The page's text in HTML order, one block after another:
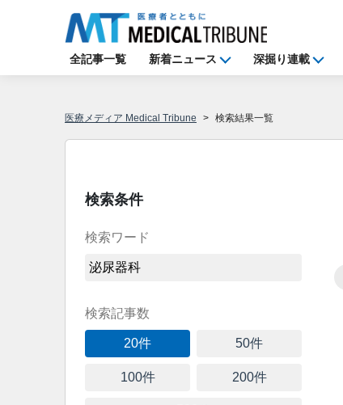
全記事一覧 新着ニュース 深掘り連載
医療メディア Medical Tribune 検索結果一覧
検索条件
検索ワード
検索記事数
20件 50件
100件 200件